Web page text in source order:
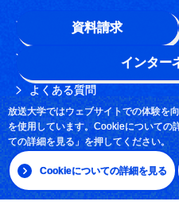
放送大学ではウェブサイトでの体験を
を使用しています。Cookieについての
ての詳細を見る」を押してください。
Cookieについての詳細を見る
資料請求
インター
学園情報
このサイトについて
よくある質問
お問い合わせ
採用情報
サイトマップ